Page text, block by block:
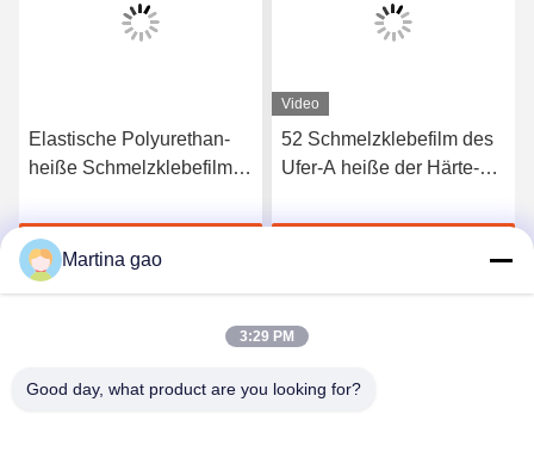
Elastische Polyurethan-
heiße Schmelzklebefilm
Jetzt Chatten
Video
52 Schmelzklebefilm des
Ufer-A heiße der Härte-
Unterwäsche
Martina gao
3:29 PM
Good day, what product are you looking for?